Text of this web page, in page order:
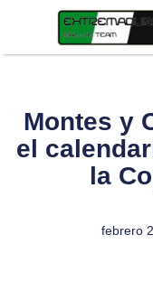
Montes y
el
la
febrero